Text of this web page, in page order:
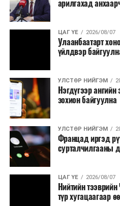
бүтээгдэхүүний нөөц
борлуулах бүх шатанд
үйлдэж, бүртгэлийг ил тод
2026 оны намар бэлтгэж,
Засаг дарга
ажиллахыг Ерөнхий сайд
Нөөцийн махыг цахим
бэлтгэлийн явц, нөөцийн
хөнгөлөлттэй зээлийг
явдлыг таслан зогсоох,
өрсөлдөөнийг бий болгох
Иргэд агуулах, үйлдвэрээс
малчид системээр
арилгахад
ЦАГ ҮЕ 2026/08/07
Улаанбаатарт
үйлдвэр
УЛСТӨР НИЙГЭМ
Нэгдүгээр
зохион байгуулна
УЛСТӨР НИЙГЭМ
Францад иргэд
сурталчилгааны
ЦАГ ҮЕ 2026/08/07
Нийтийн
түр хугацаагаар